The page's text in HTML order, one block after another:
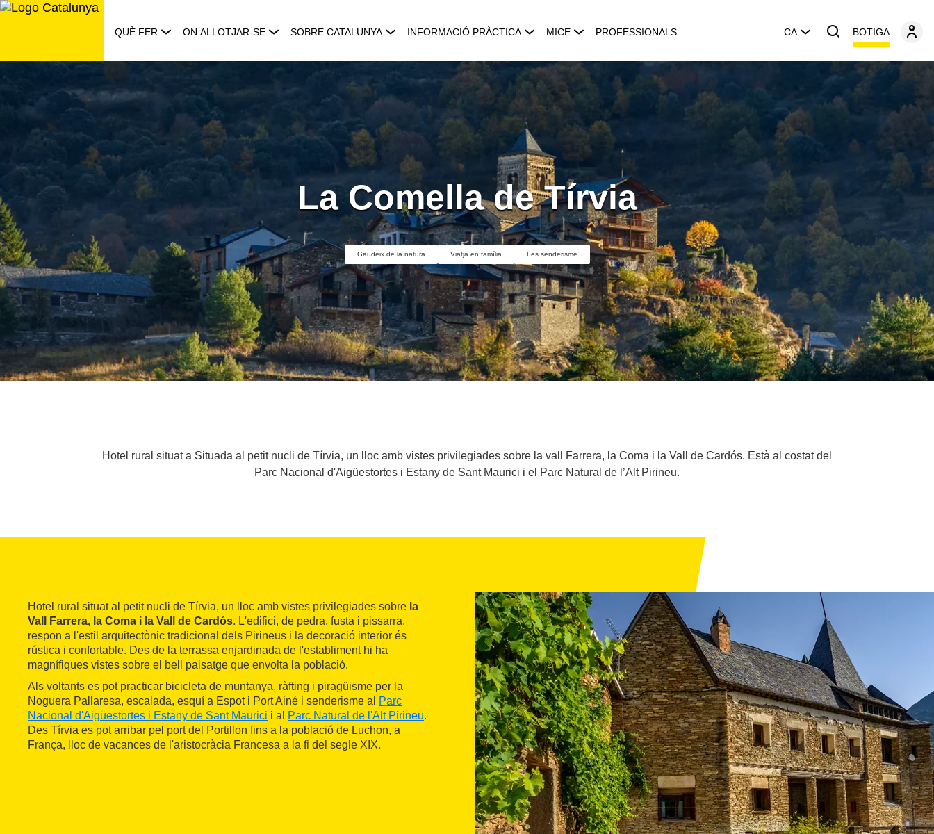
Saltar
QUÈ FER ON ALLOTJAR-SE SOBRE CATALUNYA INFORMACIÓ PRÀCTICA MICE PROFESSIONALS CA BOTIGA
La Comella de Tírvia
Gaudeix de la natura Viatja en família Fes senderisme
Hotel rural situat a Situada al petit nucli de Tírvia, un lloc amb vistes privilegiades sobre la vall Farrera, la Coma i la Vall de Cardós. Està al costat del
Parc Nacional d'Aigüestortes i Estany de Sant Maurici i el Parc Natural de l’Alt Pirineu.
Hotel rural situat al petit nucli de Tírvia, un lloc amb vistes privilegiades sobre la
Vall Farrera, la Coma i la Vall de Cardós. L'edifici, de pedra, fusta i pissarra,
respon a l'estil arquitectònic tradicional dels Pirineus i la decoració interior és
rústica i confortable. Des de la terrassa enjardinada de l'establiment hi ha
magnífiques vistes sobre el bell paisatge que envolta la població.
Als voltants es pot practicar bicicleta de muntanya, ràfting i piragüisme per la
Noguera Pallaresa, escalada, esquí a Espot i Port Ainé i senderisme al
Parc
Nacional d'Aigüestortes i Estany de Sant Maurici i al Parc Natural de l'Alt Pirineu.
Des Tírvia es pot arribar pel port del Portillon fins a la població de Luchon, a
França, lloc de vacances de l'aristocràcia Francesa a la fi del segle XIX.